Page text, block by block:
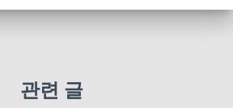
관련 글